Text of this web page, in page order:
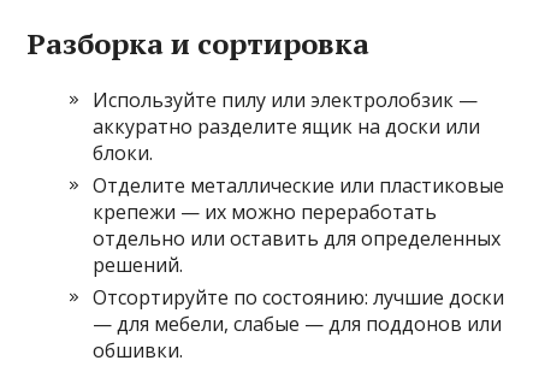
Разборка и сортировка
Используйте пилу или электролобзик —
аккуратно разделите ящик на доски или
блоки.
Отделите металлические или пластиковые
крепежи — их можно переработать
отдельно или оставить для определенных
решений.
Отсортируйте по состоянию: лучшие доски
— для мебели, слабые — для поддонов или
обшивки.